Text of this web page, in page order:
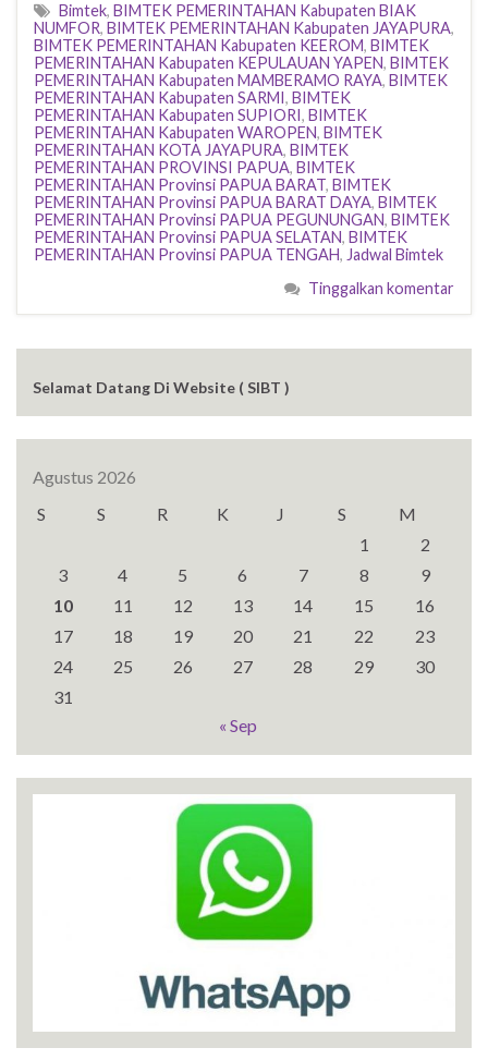
Bimtek, BIMTEK PEMERINTAHAN Kabupaten BIAK
NUMFOR, BIMTEK PEMERINTAHAN Kabupaten JAYAPURA,
BIMTEK PEMERINTAHAN Kabupaten KEEROM, BIMTEK
PEMERINTAHAN Kabupaten KEPULAUAN YAPEN, BIMTEK
PEMERINTAHAN Kabupaten MAMBERAMO RAYA, BIMTEK
PEMERINTAHAN Kabupaten SARMI, BIMTEK
PEMERINTAHAN Kabupaten SUPIORI, BIMTEK
PEMERINTAHAN Kabupaten WAROPEN, BIMTEK
PEMERINTAHAN KOTA JAYAPURA, BIMTEK
PEMERINTAHAN PROVINSI PAPUA, BIMTEK
PEMERINTAHAN Provinsi PAPUA BARAT, BIMTEK
PEMERINTAHAN Provinsi PAPUA BARAT DAYA, BIMTEK
PEMERINTAHAN Provinsi PAPUA PEGUNUNGAN, BIMTEK
PEMERINTAHAN Provinsi PAPUA SELATAN, BIMTEK
PEMERINTAHAN Provinsi PAPUA TENGAH, Jadwal Bimtek
Tinggalkan komentar
Selamat Datang Di Website ( SIBT )
Agustus 2026
S
S R K J S
M
1
2
3
4 5 6 7 8
9
10
11 12 13 14 15
16
17
18 19 20 21 22
23
24
25 26 27 28 29
30
31
« Sep